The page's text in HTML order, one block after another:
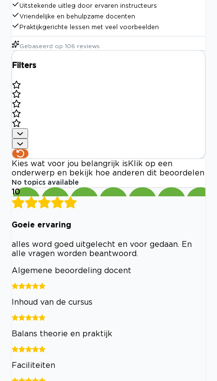
Uitstekende uitleg door ervaren instructeurs
Vriendelijke en behulpzame docenten
Praktijkgerichte lessen met veel voorbeelden
Gebaseerd op 106 reviews
Filters
Kies wat voor jou belangrijk is Klik op een
onderwerp en bekijk hoe anderen dit beoordelen
No topics available
10
Goeie ervaring
alles word goed uitgelecht en voor gedaan. En
alle vragen worden beantwoord.
Algemene beoordeling docent
Inhoud van de cursus
Balans theorie en praktijk
Faciliteiten